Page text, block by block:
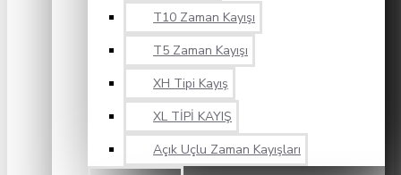
T10 Zaman Kayışı
T5 Zaman Kayışı
XH Tipi Kayış
XL TİPİ KAYIŞ
Açık Uçlu Zaman Kayışları